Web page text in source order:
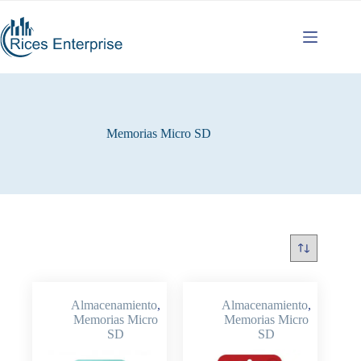
contenido
Memorias Micro SD
Almacenamiento,
Memorias Micro
SD
Almacenamiento,
Memorias Micro
SD